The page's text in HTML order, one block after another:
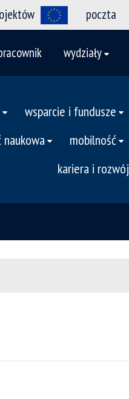
poczta
wydziały
wsparcie i fundusze
naukowa
mobilność
kariera i rozwój